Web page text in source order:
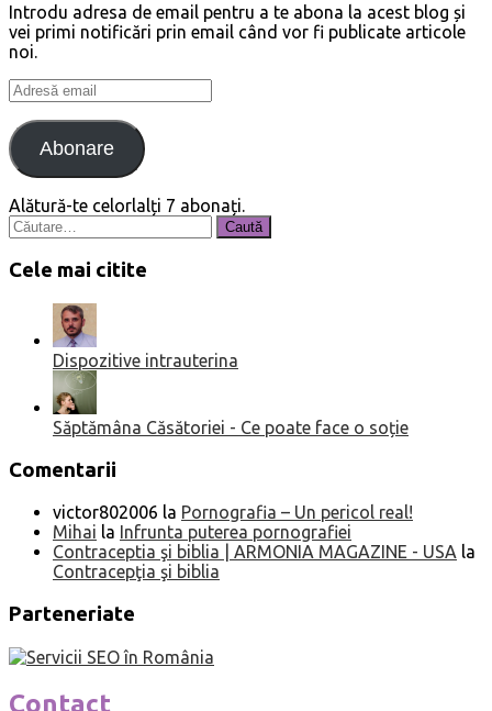
Introdu adresa de email pentru a te abona la acest blog și
vei primi notificări prin email când vor fi publicate articole
noi.
Adresă
email
Abonare
Alătură-te celorlalți 7 abonați.
Caută
după:
Cele mai citite
Dispozitive intrauterina
Săptămâna Căsătoriei - Ce poate face o soție
Comentarii
victor802006 la Pornografia – Un pericol real!
Mihai la Infrunta puterea pornografiei
Contraceptia şi biblia | ARMONIA MAGAZINE - USA la
Contracepţia şi biblia
Parteneriate
Contact